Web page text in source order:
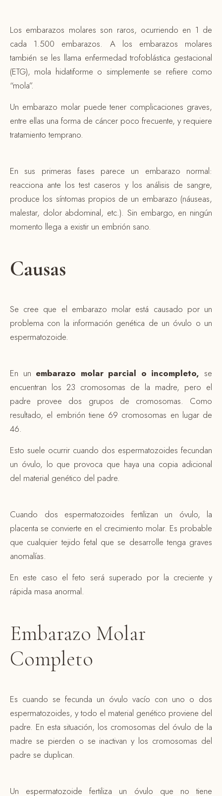
Los embarazos molares son raros, ocurriendo en 1 de
cada 1.500 embarazos. A los embarazos molares
también se les llama enfermedad trofoblástica gestacional
(ETG), mola hidatiforme o simplemente se refiere como
“mola”.
Un embarazo molar puede tener complicaciones graves,
entre ellas una forma de cáncer poco frecuente, y requiere
tratamiento temprano.
En sus primeras fases parece un embarazo normal:
reacciona ante los test caseros y los análisis de sangre,
produce los síntomas propios de un embarazo (náuseas,
malestar, dolor abdominal, etc.). Sin embargo, en ningún
momento llega a existir un embrión sano.
Causas
Se cree que el embarazo molar está causado por un
problema con la información genética de un óvulo o un
espermatozoide.
En un embarazo molar parcial o incompleto, se
encuentran los 23 cromosomas de la madre, pero el
padre provee dos grupos de cromosomas. Como
resultado, el embrión tiene 69 cromosomas en lugar de
46.
Esto suele ocurrir cuando dos espermatozoides fecundan
un óvulo, lo que provoca que haya una copia adicional
del material genético del padre.
Cuando dos espermatozoides fertilizan un óvulo, la
placenta se convierte en el crecimiento molar. Es probable
que cualquier tejido fetal que se desarrolle tenga graves
anomalías.
En este caso el feto será superado por la creciente y
rápida masa anormal.
Embarazo Molar
Completo
Es cuando se fecunda un óvulo vacío con uno o dos
espermatozoides, y todo el material genético proviene del
padre. En esta situación, los cromosomas del óvulo de la
madre se pierden o se inactivan y los cromosomas del
padre se duplican.
Un espermatozoide fertiliza un óvulo que no tiene